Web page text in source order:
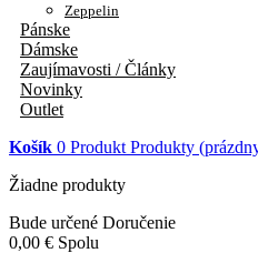
Zeppelin
Pánske
Dámske
Zaujímavosti / Články
Novinky
Outlet
Košík 0 Produkt Produkty
Žiadne produkty
Bude určené Doručenie
0,00 € Spolu